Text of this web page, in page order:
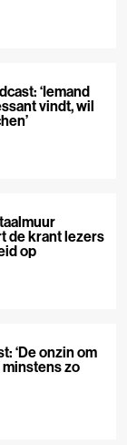
‘Iemand
vindt, wil
de krant lezers
op
‘De onzin om
zo